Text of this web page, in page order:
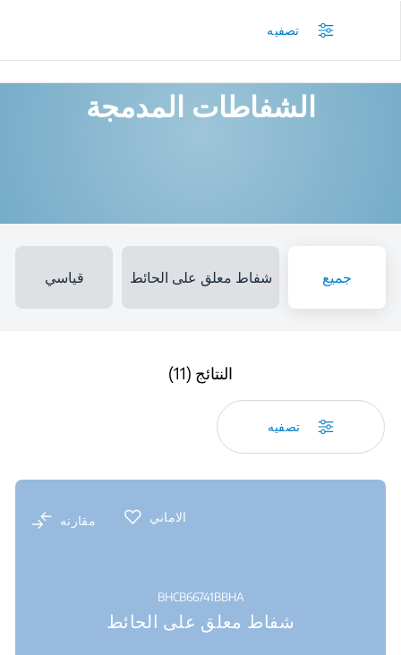
الشفاطات المدمجة
جميع شفاط معلق على الحائط قياسي
النتائج (11)
تصفيه
الاماني مقارنه
BHCB66741BBHA
شفاط معلق على الحائط
تصفيه